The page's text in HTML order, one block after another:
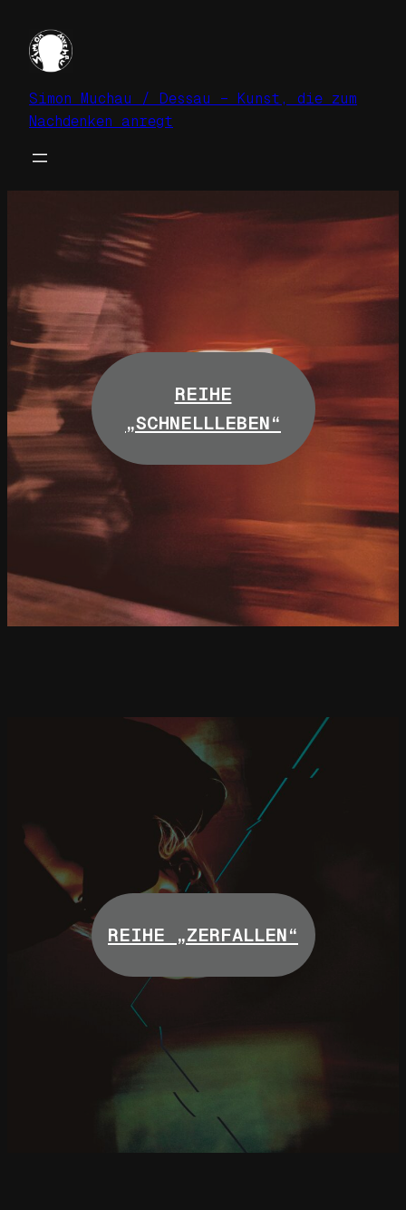
Inhalt
springen
Simon Muchau / Dessau – Kunst, die zum
Nachdenken anregt
REIHE
„SCHNELLLEBEN“
REIHE „ZERFALLEN“